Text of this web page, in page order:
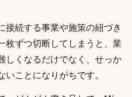
接続する事業や施策の紐づき
枚ずつ切断してしまうと、業
しくなるだけでなく、せっか
いことになりがちです。